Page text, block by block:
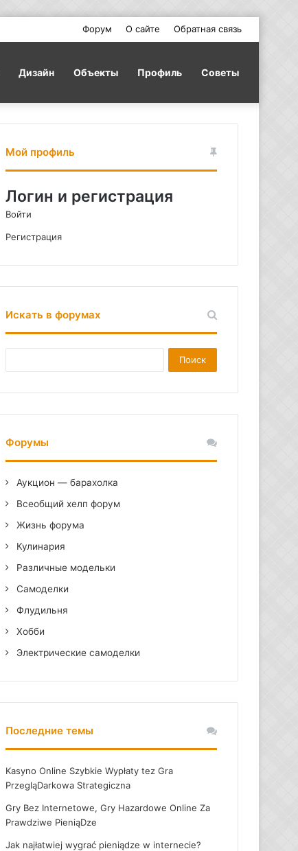
Форум О сайте Обратная связь
Дизайн Объекты Профиль Советы
Мой профиль
Логин и регистрация
Войти
Регистрация
Искать в форумах
Форумы
Аукцион — барахолка
Всеобщий хелп форум
Жизнь форума
Кулинария
Различные модельки
Самоделки
Флудильня
Хобби
Электрические самоделки
Последние темы
Kasyno Online Szybkie Wypłaty tez Gra
PrzegląDarkowa Strategiczna
Gry Bez Internetowe, Gry Hazardowe Online Za
Prawdziwe PieniąDze
Jak najłatwiej wygrać pieniądze w internecie?